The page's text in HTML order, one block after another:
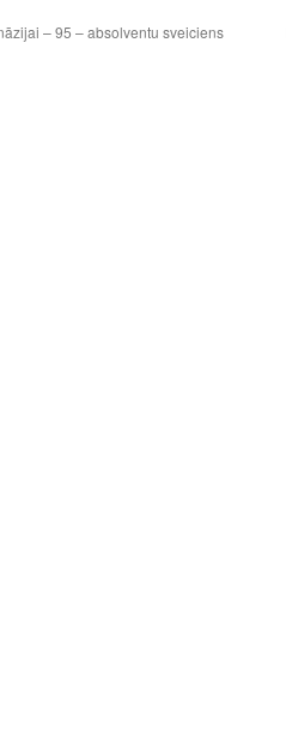
– 95 – absolventu sveiciens